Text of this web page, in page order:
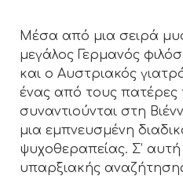
Μέσα από μια σειρά
μεγάλος Γερμανός
και ο Αυστριακός
ένας από τους πατέρες
συναντιούνται στη
μια εμπνευσμένη
ψυχοθεραπείας. Σ’ αυτή
υπαρξιακής